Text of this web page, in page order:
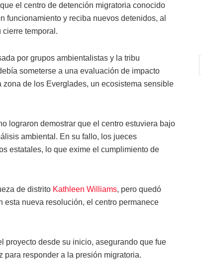
el centro de detención migratoria conocido
funcionamiento y reciba nuevos detenidos, al
temporal.
por grupos ambientalistas y la tribu
someterse a una evaluación de impacto
de los Everglades, un ecosistema sensible
lograron demostrar que el centro estuviera bajo
ambiental. En su fallo, los jueces
estatales, lo que exime el cumplimiento de
de distrito Kathleen Williams, pero quedó
nueva resolución, el centro permanece
proyecto desde su inicio, asegurando que fue
responder a la presión migratoria.